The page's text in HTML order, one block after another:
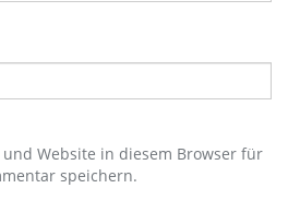
und Website in diesem Browser für
speichern.